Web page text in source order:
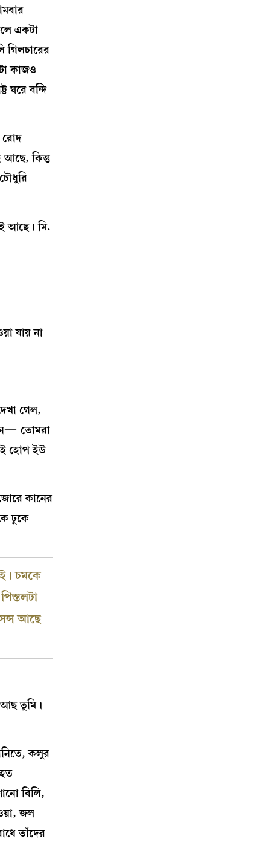
একটা
গিলচারের
কাজও
ঘরে বন্দি
রোদ
কিন্তু
আছে। মি.
যায় না
গেল,
তোমরা
হোপ ইউ
কানের
ঢুকে
চমকে
আছে
আছ তুমি।
কলুর
বিলি,
জল
তাঁদের